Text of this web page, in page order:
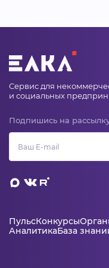
Сервис для
и социальных
Подпишись на
ПульсКонкурсы
АналитикаБаза